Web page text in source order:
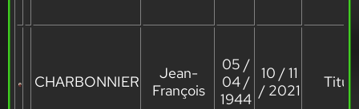
CHARBONNIER
Jean-
François
05 /
04 /
1944
10 / 11
/ 2021